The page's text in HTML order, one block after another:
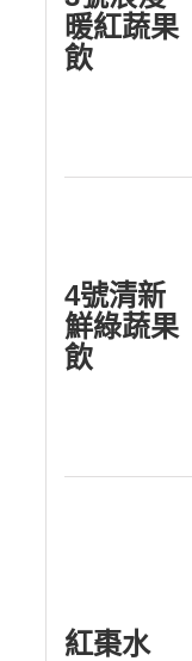
暖紅蔬果
飲
4號清新
鮮綠蔬果
飲
紅棗水